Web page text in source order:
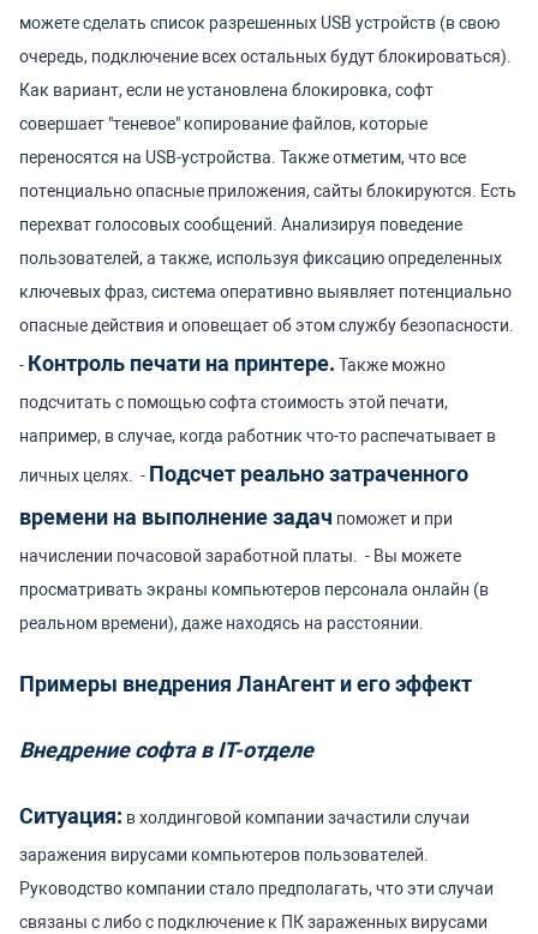
можете сделать список разрешенных USB устройств (в свою
очередь, подключение всех остальных будут блокироваться).
Как вариант, если не установлена блокировка, софт
совершает "теневое" копирование файлов, которые
переносятся на USB-устройства. Также отметим, что все
потенциально опасные приложения, сайты блокируются. Есть
перехват голосовых сообщений. Анализируя поведение
пользователей, а также, используя фиксацию определенных
ключевых фраз, система оперативно выявляет потенциально
опасные действия и оповещает об этом службу безопасности.
- Контроль печати на принтере. Также можно
подсчитать с помощью софта стоимость этой печати,
например, в случае, когда работник что-то распечатывает в
личных целях. - Подсчет реально затраченного
времени на выполнение задач поможет и при
начислении почасовой заработной платы.
- Вы можете
просматривать экраны компьютеров персонала онлайн (в
реальном времени), даже находясь на расстоянии.
Примеры внедрения ЛанАгент и его эффект
Внедрение софта в IT-отделе
Ситуация: в холдинговой компании зачастили случаи
заражения вирусами компьютеров пользователей.
Руководство компании стало предполагать, что эти случаи
связаны с либо с подключение к ПК зараженных вирусами